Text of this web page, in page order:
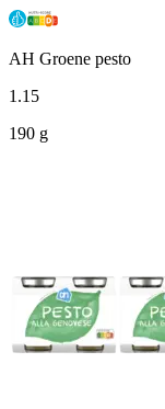
AH Groene pesto
1 .15
190 g